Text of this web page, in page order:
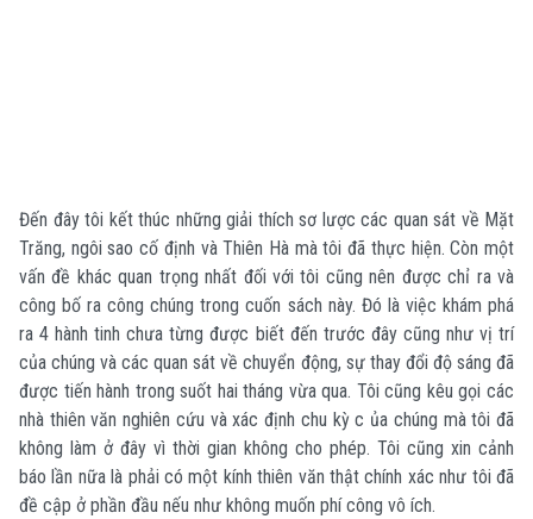
Đến đây tôi kết thúc những giải thích sơ lược các quan sát về Mặt
Trăng, ngôi sao cố định và Thiên Hà mà tôi đã thực hiện. Còn một
vấn đề khác quan trọng nhất đối với tôi cũng nên được chỉ ra và
công bố ra công chúng trong cuốn sách này. Đó là việc khám phá
ra 4 hành tinh chưa từng được biết đến trước đây cũng như vị trí
của chúng và các quan sát về chuyển động, sự thay đổi độ sáng đã
được tiến hành trong suốt hai tháng vừa qua. Tôi cũng kêu gọi các
nhà thiên văn nghiên cứu và xác định chu kỳ c ủa chúng mà tôi đã
không làm ở đây vì thời gian không cho phép. Tôi cũng xin cảnh
báo lần nữa là phải có một kính thiên văn thật chính xác như tôi đã
đề cập ở phần đầu nếu như không muốn phí công vô ích.